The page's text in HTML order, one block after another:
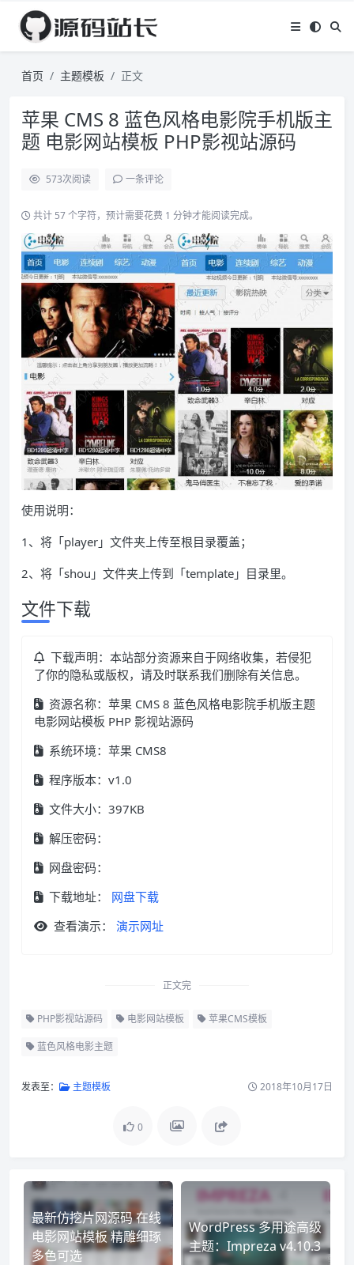
首页 主题模板 正文
苹果 CMS 8 蓝色风格电影院手机版主
题 电影网站模板 PHP影视站源码
573次阅读 一条评论
共计 57 个字符，预计需要花费 1 分钟才能阅读完成。
使用说明：
1、将「player」文件夹上传至根目录覆盖；
2、将「shou」文件夹上传到「template」目录里。
文件下载
下载声明：本站部分资源来自于网络收集，若侵犯
了你的隐私或版权，请及时联系我们删除有关信息。
资源名称：苹果 CMS 8 蓝色风格电影院手机版主题
电影网站模板 PHP 影视站源码
系统环境：苹果 CMS8
程序版本：v1.0
文件大小：397KB
解压密码：
网盘密码：
下载地址：
网盘下载
查看演示：
演示网址
正文完
PHP影视站源码 电影网站模板 苹果CMS模板
蓝色风格电影主题
发表至： 主题模板 2018年10月17日
0
最新仿挖片网源码 在线
电影网站模板 精雕细琢
多色可选
WordPress 多用途高级
主题：Impreza v4.10.3